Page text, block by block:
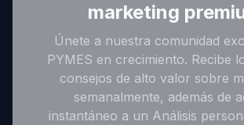
marketing
Únete a nuestra comunidad
PYMES en crecimiento. Recibe
consejos de alto valor sobre
semanalmente, además de
instantáneo a un Análisis